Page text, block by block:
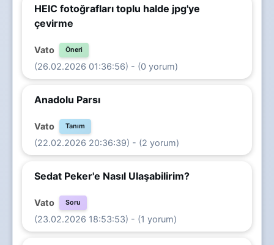
HEIC fotoğrafları toplu halde jpg'ye
çevirme
Vato Öneri
(26.02.2026 01:36:56) - (0 yorum)
Anadolu Parsı
Vato Tanım
(22.02.2026 20:36:39) - (2 yorum)
Sedat Peker'e Nasıl Ulaşabilirim?
Vato Soru
(23.02.2026 18:53:53) - (1 yorum)